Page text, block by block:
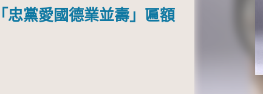
「忠黨愛國德業並壽」匾額